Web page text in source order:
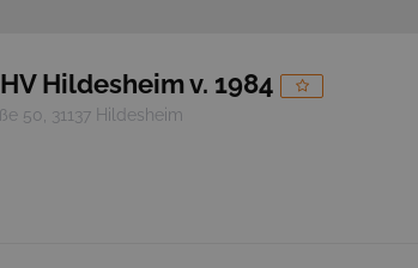
Hildesheim v. 1984
50, 31137 Hildesheim